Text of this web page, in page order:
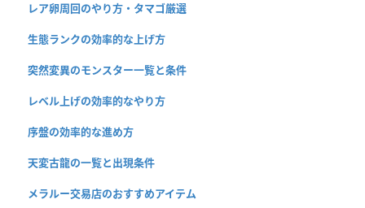
レア卵周回のやり方・タマゴ厳選
生態ランクの効率的な上げ方
突然変異のモンスター一覧と条件
レベル上げの効率的なやり方
序盤の効率的な進め方
天変古龍の一覧と出現条件
メラルー交易店のおすすめアイテム